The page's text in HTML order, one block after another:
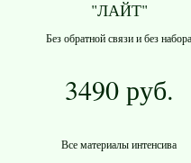
"ЛАЙТ"
Без обратной связи и без набора
3490 руб.
Все материалы интенсива